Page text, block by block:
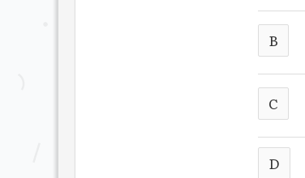
B
C
D